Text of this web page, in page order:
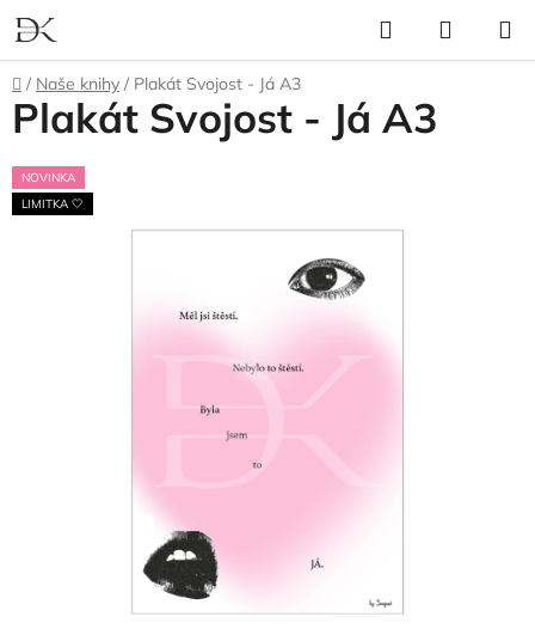
Přejít
na
obsah
Hledat
KOŠÍK
Domů
/ Naše knihy / Plakát Svojost - Já A3
Plakát Svojost - Já A3
NOVINKA
LIMITKA 🤍